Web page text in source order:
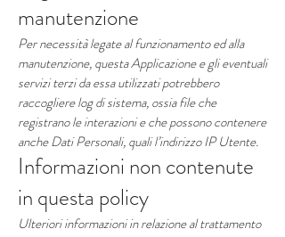
manutenzione
Per necessità legate al funzionamento ed alla
manutenzione, questa Applicazione e gli eventuali
servizi terzi da essa utilizzati potrebbero
raccogliere log di sistema, ossia file che
registrano le interazioni e che possono contenere
anche Dati Personali, quali l’indirizzo IP Utente.
Informazioni non contenute
in questa policy
Ulteriori informazioni in relazione al trattamento